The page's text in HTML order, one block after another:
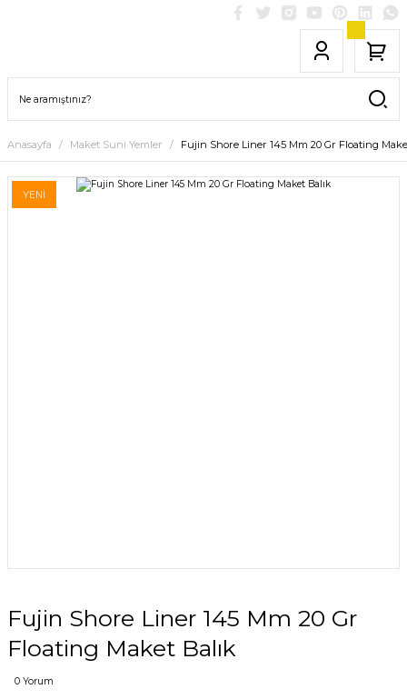
Anasayfa Maket Suni Yemler Fujin Shore Liner 145 Mm 20 Gr Floating
YENİ
Fujin Shore Liner 145 Mm 20 Gr
Floating Maket Balık
0 Yorum